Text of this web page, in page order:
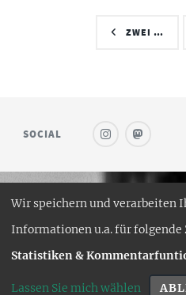
ZWEI …
SOCIAL
©
HUGO PORT:
Wir speichern und verarbeiten
Informationen u.a. für folgende
Statistiken &
Lassen Sie mich wählen